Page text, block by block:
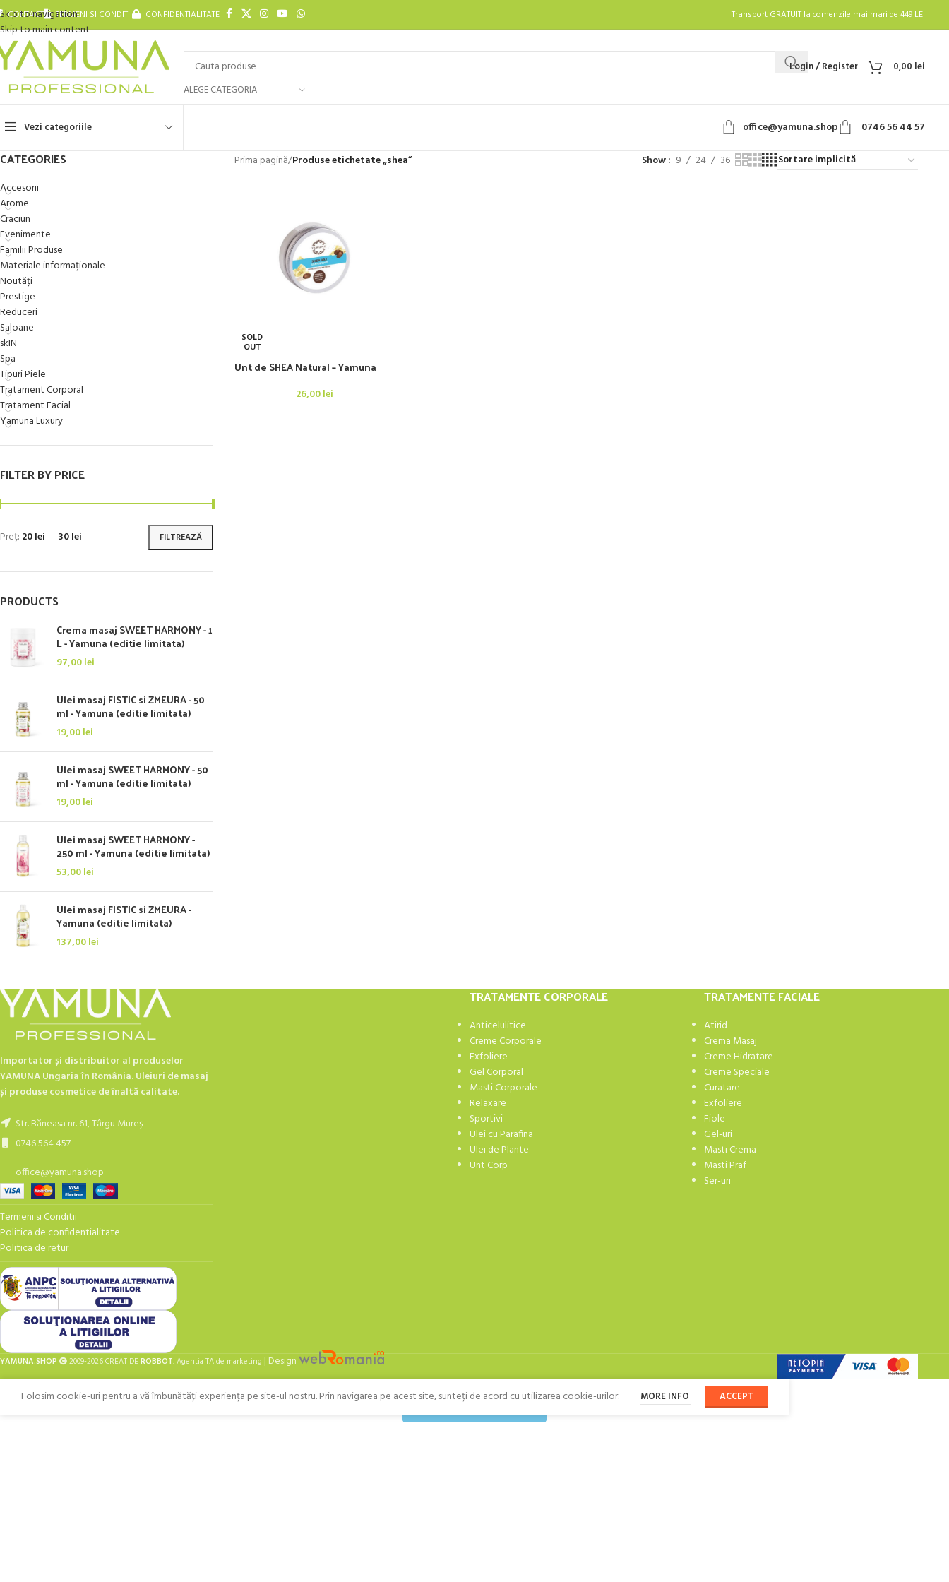
Skip to navigation
Skip to main content
CONTACT TERMENI SI CONDITII CONFIDENTIALITATE Transport GRATUIT la comenzile mai mari de 449 LEI
ALEGE CATEGORIA
Login / Register 0,00 lei
Vezi categoriile office@yamuna.shop 0746 56 44 57
CATEGORIES
Accesorii
Arome
Craciun
Evenimente
Familii Produse
Materiale informaționale
Noutăți
Prestige
Reduceri
Saloane
skIN
Spa
Tipuri Piele
Tratament Corporal
Tratament Facial
Yamuna Luxury
FILTER BY PRICE
FILTREAZĂ
Preț: 20 lei— 30 lei
PRODUCTS
Crema masaj SWEET HARMONY - 1
L - Yamuna (editie limitata)
97,00lei
Ulei masaj FISTIC si ZMEURA - 50
ml - Yamuna (editie limitata)
19,00lei
Ulei masaj SWEET HARMONY - 50
ml - Yamuna (editie limitata)
19,00lei
Ulei masaj SWEET HARMONY -
250 ml - Yamuna (editie limitata)
53,00lei
Ulei masaj FISTIC si ZMEURA -
Yamuna (editie limitata)
137,00lei
Prima pagină/Produse etichetate „shea” Show 9 24 36
SOLD
OUT
Unt de SHEA Natural – Yamuna
26,00lei
Importator și distribuitor al produselor
YAMUNA Ungaria în România. Uleiuri de masaj
și produse cosmetice de înaltă calitate.
Str. Băneasa nr. 61, Târgu Mureș
0746 564 457
office@yamuna.shop
Termeni si Conditii
Politica de confidentialitate
Politica de retur
TRATAMENTE CORPORALE
Anticelulitice
Creme Corporale
Exfoliere
Gel Corporal
Masti Corporale
Relaxare
Sportivi
Ulei cu Parafina
Ulei de Plante
Unt Corp
TRATAMENTE FACIALE
Atirid
Crema Masaj
Creme Hidratare
Creme Speciale
Curatare
Exfoliere
Fiole
Gel-uri
Masti Crema
Masti Praf
Ser-uri
YAMUNA.SHOP 2009-2026 CREAT DEROBBOT. Agentia TA de marketing | Design
Folosim cookie-uri pentru a vă îmbunătăți experiența pe site-ul nostru. Prin navigarea pe acest site, sunteți de acord cu utilizarea cookie-urilor. MORE INFO ACCEPT
Retragere din contract